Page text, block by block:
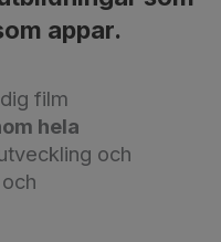
appar.
film
hela
och